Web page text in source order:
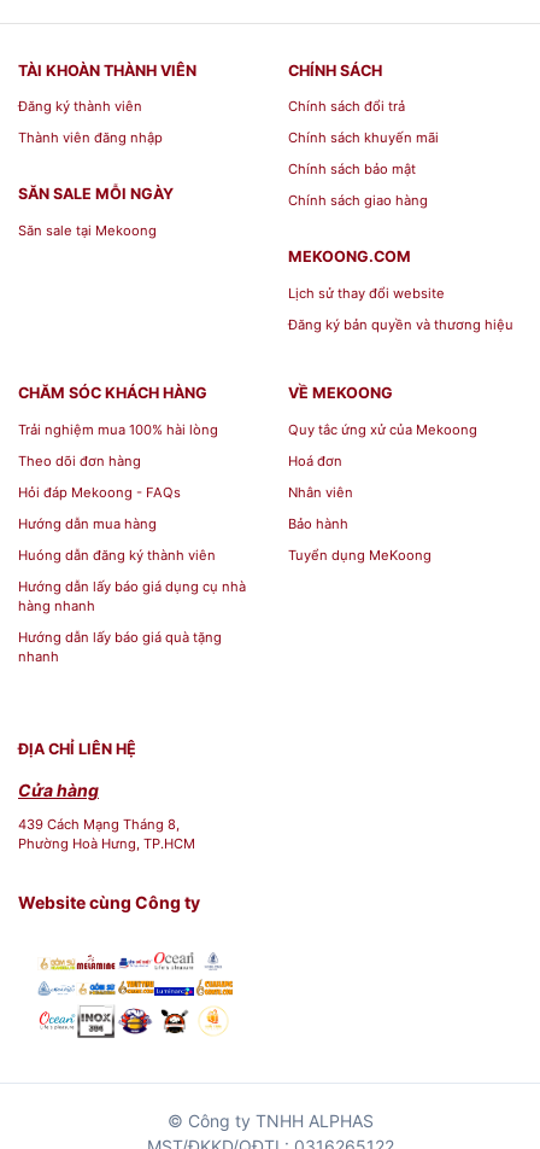
TÀI KHOÀN THÀNH VIÊN
Đăng ký thành viên
Thành viên đăng nhập
SĂN SALE MỖI NGÀY
Săn sale tại Mekoong
CHÍNH SÁCH
Chính sách đổi trả
Chính sách khuyến mãi
Chính sách bảo mật
Chính sách giao hàng
MEKOONG.COM
Lịch sử thay đổi website
Đăng ký bản quyền và thương hiệu
CHĂM SÓC KHÁCH HÀNG
Trải nghiệm mua 100% hài lòng
Theo dõi đơn hàng
Hỏi đáp Mekoong - FAQs
Hướng dẫn mua hàng
Huóng dẫn đăng ký thành viên
Hướng dẫn lấy báo giá dụng cụ nhà
hàng nhanh
Hướng dẫn lấy báo giá quà tặng
nhanh
VỀ MEKOONG
Quy tắc ứng xử của Mekoong
Hoá đơn
Nhân viên
Bảo hành
Tuyển dụng MeKoong
ĐỊA CHỈ LIÊN HỆ
Cửa hàng
439 Cách Mạng Tháng 8,
Phường Hoà Hưng, TP.HCM
Website cùng Công ty
© Công ty TNHH ALPHAS